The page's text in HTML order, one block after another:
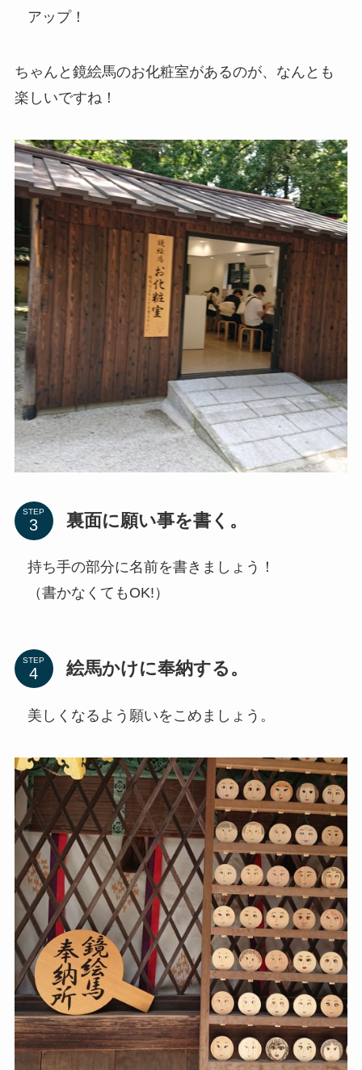
アップ！
ちゃんと鏡絵馬のお化粧室があるのが、なんとも
楽しいですね！
STEP 裏面に願い事を書く。
持ち手の部分に名前を書きましょう！
（書かなくてもOK!）
STEP 絵馬かけに奉納する。
美しくなるよう願いをこめましょう。